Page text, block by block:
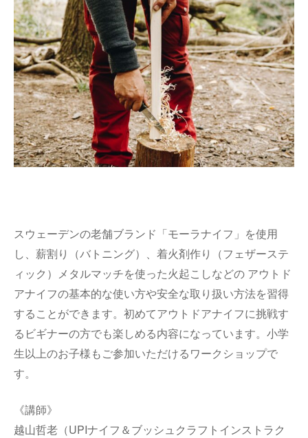
スウェーデンの老舗ブランド「モーラナイフ」を使用
し、薪割り（バトニング）、着火剤作り（フェザーステ
ィック）メタルマッチを使った火起こしなどの アウトド
アナイフの基本的な使い方や安全な取り扱い方法を習得
することができます。初めてアウトドアナイフに挑戦す
るビギナーの方でも楽しめる内容になっています。小学
生以上のお子様もご参加いただけるワークショップで
す。
《講師》
越山哲老（UPIナイフ＆ブッシュクラフトインストラク